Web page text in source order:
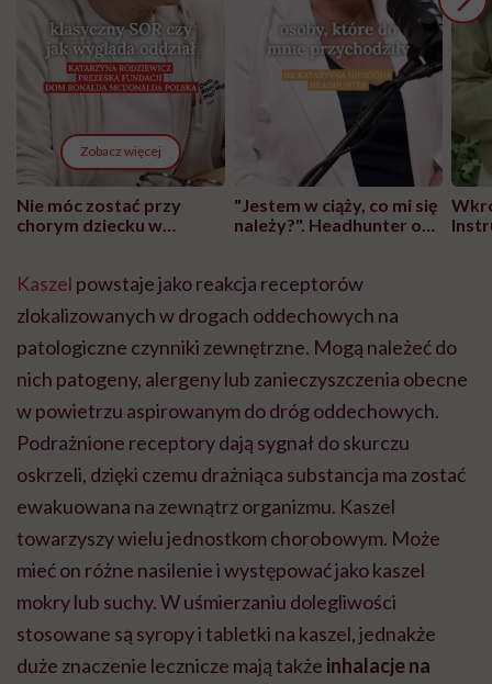
Zobacz więcej
Nie móc zostać przy
chorym dziecku w
może chyba tylko
głupota i brak
wyobraźni"
"Jestem w ciąży, co mi się
należy?". Headhunter o
pracy
Kaszel powstaje jako reakcja receptorów
zlokalizowanych w drogach oddechowych na
patologiczne czynniki zewnętrzne. Mogą należeć do
nich patogeny, alergeny lub zanieczyszczenia obecne
w powietrzu aspirowanym do dróg oddechowych.
Podrażnione receptory dają sygnał do skurczu
oskrzeli, dzięki czemu drażniąca substancja ma zostać
ewakuowana na zewnątrz organizmu. Kaszel
towarzyszy wielu jednostkom chorobowym. Może
mieć on różne nasilenie i występować jako kaszel
mokry lub suchy. W uśmierzaniu dolegliwości
stosowane są syropy i tabletki na kaszel, jednakże
duże znaczenie lecznicze mają także inhalacje na